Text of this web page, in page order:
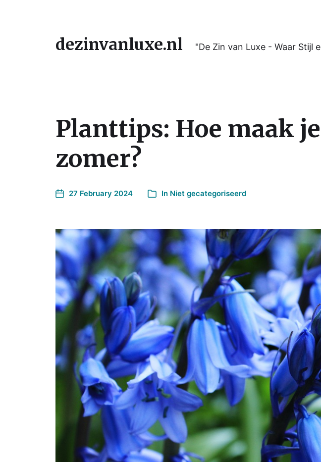
dezinvanluxe.nl "De Zin van Luxe - Waar Stijl
Planttips: Hoe maak
zomer?
27 February 2024 In Niet gecategoriseerd